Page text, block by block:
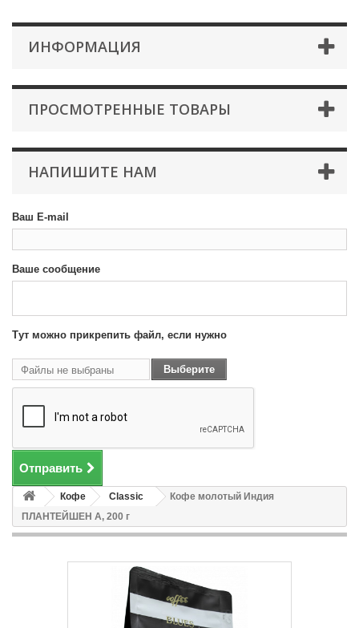
ИНФОРМАЦИЯ
ПРОСМОТРЕННЫЕ ТОВАРЫ
НАПИШИТЕ НАМ
Ваш E-mail
Ваше сообщение
Тут можно прикрепить файл, если нужно
Файлы не выбраны
Выберите
файл
Отправить
Кофе Classic
Кофе молотый Индия
ПЛАНТЕЙШЕН А, 200 г